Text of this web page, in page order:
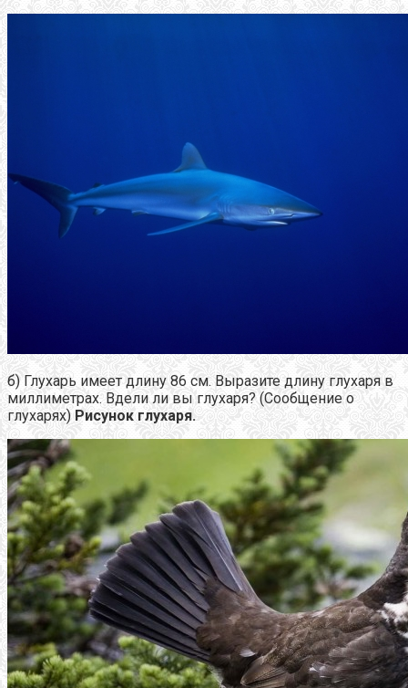
б) Глухарь имеет длину 86 см. Выразите длину глухаря в
миллиметрах. Вдели ли вы глухаря? (Сообщение о
глухарях) Рисунок глухаря.